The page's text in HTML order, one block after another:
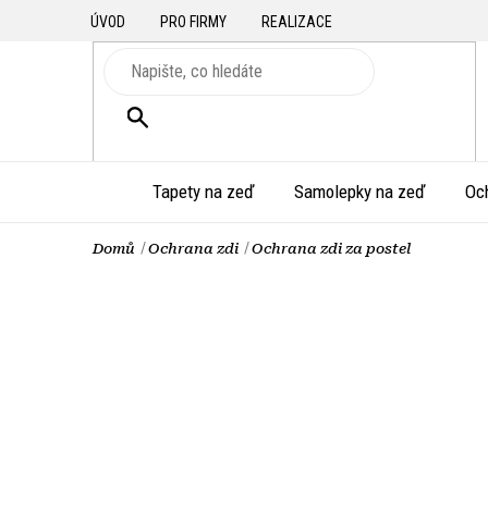
ÚVOD PRO FIRMY REALIZACE
Tapety na zeď Samolepky na zeď
Domů Ochrana zdi Ochrana zdi za postel